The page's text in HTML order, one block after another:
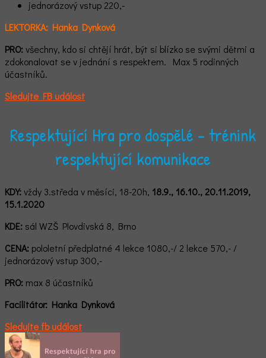
jednorázový vstup 220,-
LEKTORKA: Hanka Dynková
PRO:všechny, kdo si chtějí hrát, být si blízko se svými dětmi a
zdokonalovat se v jednání s respektem. Max 5 rodinných
účastníků.
Sledujte FB událost
Respektující Hra pro dospělé - trénink
respektující komunikace
KDY:vždy 3.středa v měsíci, 18-20h, 18.9., 16.10., 20.11.2019,
15.1.2020
KDE: sál WZŠ Plovdivská 8, Brno
CENA: pololetní předplatné 4 lekce 1080,-/ 2 lekce 570,- /
jednorázový vstup 300,-
PRO: max 8 účastníků
Facilitátor: Hanka Dynková
Sledujte fb událost